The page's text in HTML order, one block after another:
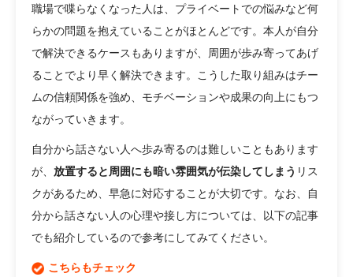
職場で喋らなくなった人は、プライベートでの悩みなど何
らかの問題を抱えていることがほとんどです。本人が自分
で解決できるケースもありますが、周囲が歩み寄ってあげ
ることでより早く解決できます。こうした取り組みはチー
ムの信頼関係を強め、モチベーションや成果の向上にもつ
ながっていきます。
自分から話さない人へ歩み寄るのは難しいこともあります
が、 放置すると周囲にも暗い雰囲気が伝染してしまう リス
クがあるため、早急に対応することが大切です。なお、自
分から話さない人の心理や接し方については、以下の記事
でも紹介しているので参考にしてみてください。
こちらもチェック